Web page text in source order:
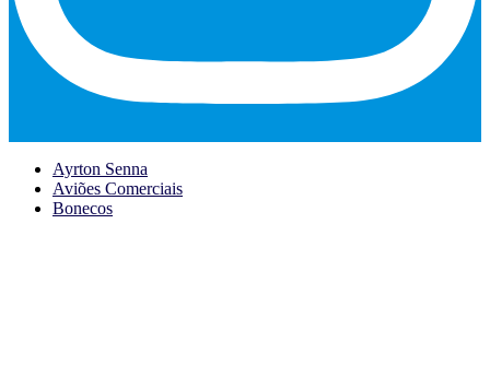
Ayrton Senna
Aviões Comerciais
Bonecos